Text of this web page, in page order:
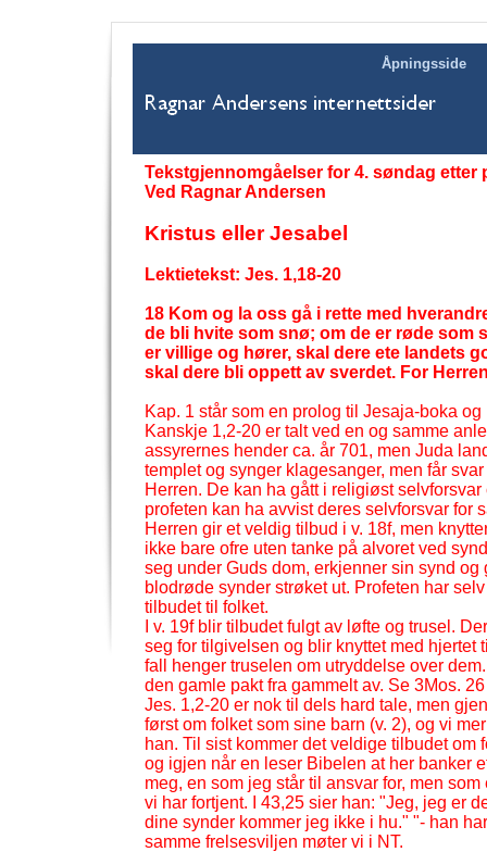
Åpningsside
Tekstgjennomgåelser for 4. søndag etter
Ved Ragnar Andersen
Kristus eller Jesabel
Lektietekst: Jes. 1,18-20
18 Kom og la oss gå i rette med
de bli hvite som snø; om de er røde som
er villige og hører, skal dere ete landets
skal dere bli oppett av sverdet. For
Kap. 1 står som en prolog til Jesaja-boka
Kanskje 1,2-20 er talt ved en og samme
assyrernes hender ca. år 701, men Juda
templet og synger klagesanger, men får
Herren. De kan ha gått i religiøst
profeten kan ha avvist deres selvforsvar for
Herren gir et veldig tilbud i v. 18f, men
ikke bare ofre uten tanke på alvoret ved
seg under Guds dom, erkjenner sin synd
blodrøde synder strøket ut. Profeten har
tilbudet til folket.
I v. 19f blir tilbudet fulgt av løfte og trusel.
seg for tilgivelsen og blir knyttet med hjertet
fall henger truselen om utryddelse over
den gamle pakt fra gammelt av. Se 3Mos.
Jes. 1,2-20 er nok til dels hard tale, men
først om folket som sine barn (v. 2), og vi
han. Til sist kommer det veldige tilbudet
og igjen når en leser Bibelen at her banker
meg, en som jeg står til ansvar for, men
vi har fortjent. I 43,25 sier han: "Jeg, jeg er
dine synder kommer jeg ikke i hu." "- han
samme frelsesviljen møter vi i NT.